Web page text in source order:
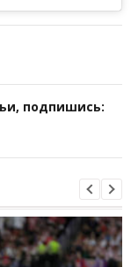
подпишись: